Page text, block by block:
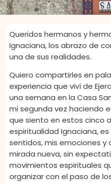
Queridos hermanos y
Ignaciana, los abrazo de
una de sus realidades.
Quiero compartirles en
experiencia que viví de
una semana en la Casa
mi segunda vez haciendo
que siento en estos cinco
espiritualidad Ignaciana,
sentidos, mis emociones y
mirada nueva, sin
movimientos espirituales
organizar con el paso de